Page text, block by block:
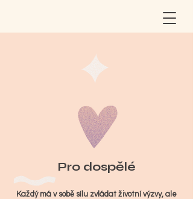
Pro dospělé
Každý má v sobě sílu zvládat životní výzvy, ale